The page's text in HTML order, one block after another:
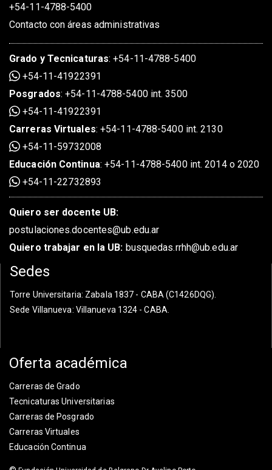
+54-11-4788-5400
Contacto con áreas administrativas
Grado y Tecnicaturas:+54-11-4788-5400
+54-11-41922391
Posgrados:+54-11-4788-5400 int. 3500
+54-11-41922391
Carreras Virtuales:+54-11-4788-5400 int. 2130
+54-11-59732008
Educación Continua:+54-11-4788-5400 int. 2014 o 2020
+54-11-22732893
Quiero ser docente UB:
postulaciones.docentes@ub.edu.ar
Quiero trabajar en la UB: busquedas.rrhh@ub.edu.ar
Sedes
Torre Universitaria: Zabala 1837 - CABA (C1426DQG).
Sede Villanueva: Villanueva 1324 - CABA.
Oferta académica
Carreras de Grado
Tecnicaturas Universitarias
Carreras de Posgrado
Carreras Virtuales
Educación Continua